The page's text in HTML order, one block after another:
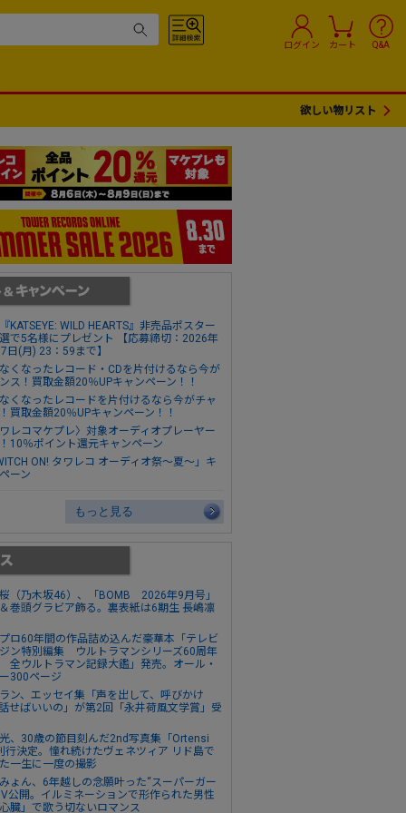
ログイン カート Q&A
欲しい物リスト
KATSEYE: WILD HEARTS』非売品ポスター
で5名様にプレゼント 【応募締切：2026年
日(月) 23：59まで】
くなったレコード・CDを片付けるなら今が
ス！買取金額20％UPキャンペーン！！
くなったレコードを片付けるなら今がチャ
買取金額20％UPキャンペーン！！
ワレコマケプレ〉対象オーディオプレーヤー
10％ポイント還元キャンペーン
ON! タワレコ オーディオ祭～夏～」キ
ーン
もっと見る
（乃木坂46）、「BOMB 2026年9月号」
巻頭グラビア飾る。裏表紙は6期生 長嶋凛
ロ60年間の作品詰め込んだ豪華本「テレビ
ン特別編集 ウルトラマンシリーズ60周年
全ウルトラマン記録大鑑」発売。オール・
300ページ
ン、エッセイ集「声を出して、呼びかけ
せばいいの」が第2回「永井荷風文学賞」受
、30歳の節目刻んだ2nd写真集「Ortensi
行決定。憧れ続けたヴェネツィア リド島で
一生に一度の撮影
ょん、6年越しの念願叶った“スーパーガー
公開。イルミネーションで形作られた男性
臓」で歌う切ないロマンス